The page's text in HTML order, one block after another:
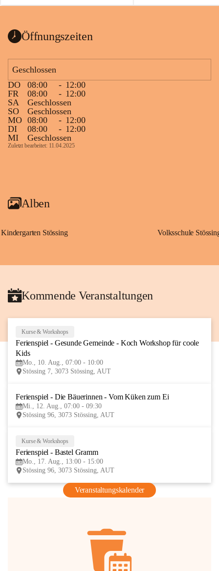
Öffnungszeiten
Geschlossen
DO
08:00 - 12:00
FR
08:00 - 12:00
SA
Geschlossen
SO
Geschlossen
MO 08:00 - 12:00
DI
08:00 - 12:00
MI
Geschlossen
Zuletzt bearbeitet: 11.04.2025
Alben
Kindergarten Stössing Volksschule
Kommende Veranstaltungen
AUG
Kurse & Workshops
Ferienspiel - Gesunde Gemeinde - Koch Workshop für coole
Kids
Mo., 10. Aug., 07:00 - 10:00
Stössing 7, 3073 Stössing, AUT
Ferienspiel - Die Bäuerinnen - Vom Küken zum Ei
Mi., 12. Aug., 07:00 - 09:30
Stössing 96, 3073 Stössing, AUT
Kurse & Workshops
Ferienspiel - Bastel Gramm
Mo., 17. Aug., 13:00 - 15:00
Stössing 96, 3073 Stössing, AUT
Veranstaltungskalender